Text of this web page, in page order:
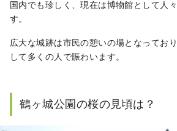
国内でも珍しく、現在は博物館として人
す。
広大な城跡は市民の憩いの場となってお
して多くの人で賑わいます。
鶴ヶ城公園の桜の見頃は？